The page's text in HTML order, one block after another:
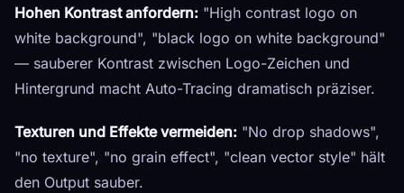
Hohen Kontrast anfordern: "High contrast logo on
white background", "black logo on white background"
— sauberer Kontrast zwischen Logo-Zeichen und
Hintergrund macht Auto-Tracing dramatisch präziser.
Texturen und Effekte vermeiden: "No drop shadows",
"no texture", "no grain effect", "clean vector style" hält
den Output sauber.